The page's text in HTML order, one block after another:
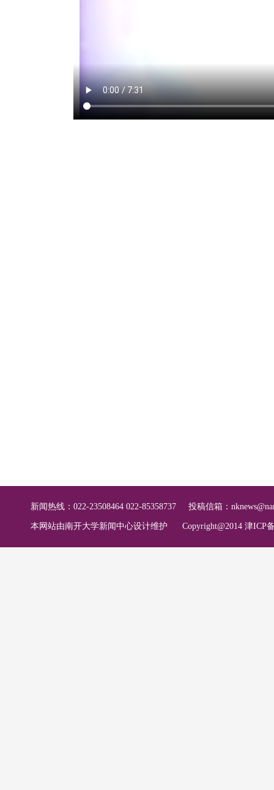
新闻热线：022-23508464 022-85358737 投稿信箱：
本网站由南开大学新闻中心设计维护 Copyright@2014 津ICP